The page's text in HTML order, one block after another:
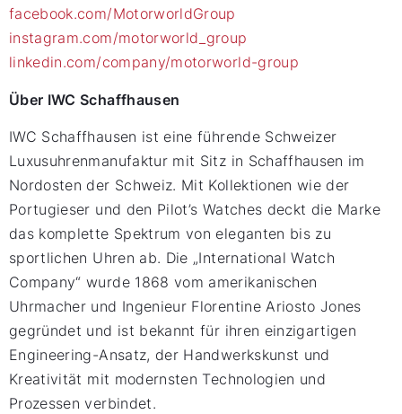
facebook.com/MotorworldGroup
instagram.com/motorworld_group
linkedin.com/company/motorworld-group
Über IWC Schaffhausen
IWC Schaffhausen ist eine führende Schweizer
Luxusuhrenmanufaktur mit Sitz in Schaffhausen im
Nordosten der Schweiz. Mit Kollektionen wie der
Portugieser und den Pilot’s Watches deckt die Marke
das komplette Spektrum von eleganten bis zu
sportlichen Uhren ab. Die „International Watch
Company“ wurde 1868 vom amerikanischen
Uhrmacher und Ingenieur Florentine Ariosto Jones
gegründet und ist bekannt für ihren einzigartigen
Engineering-Ansatz, der Handwerkskunst und
Kreativität mit modernsten Technologien und
Prozessen verbindet.